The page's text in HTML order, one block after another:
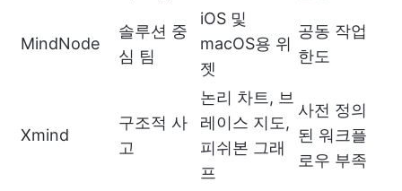
MindNode
솔루션 중
심 팀
iOS 및
macOS용 위
젯
공동 작업
한도
Xmind
구조적 사
고
논리 차트, 브
레이스 지도,
피쉬본 그래
프
사전 정의
된 워크플
로우 부족